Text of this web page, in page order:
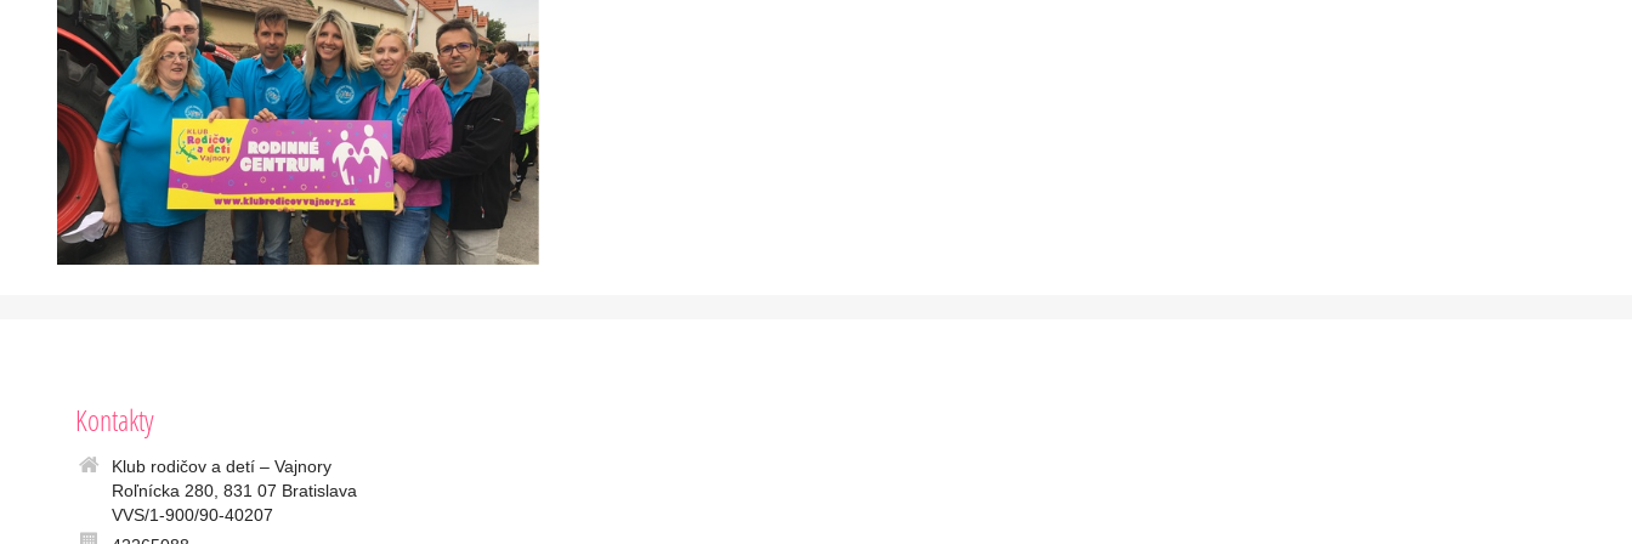
Kontakty
Klub rodičov a detí – Vajnory
Roľnícka 280, 831 07 Bratislava
VVS/1-900/90-40207